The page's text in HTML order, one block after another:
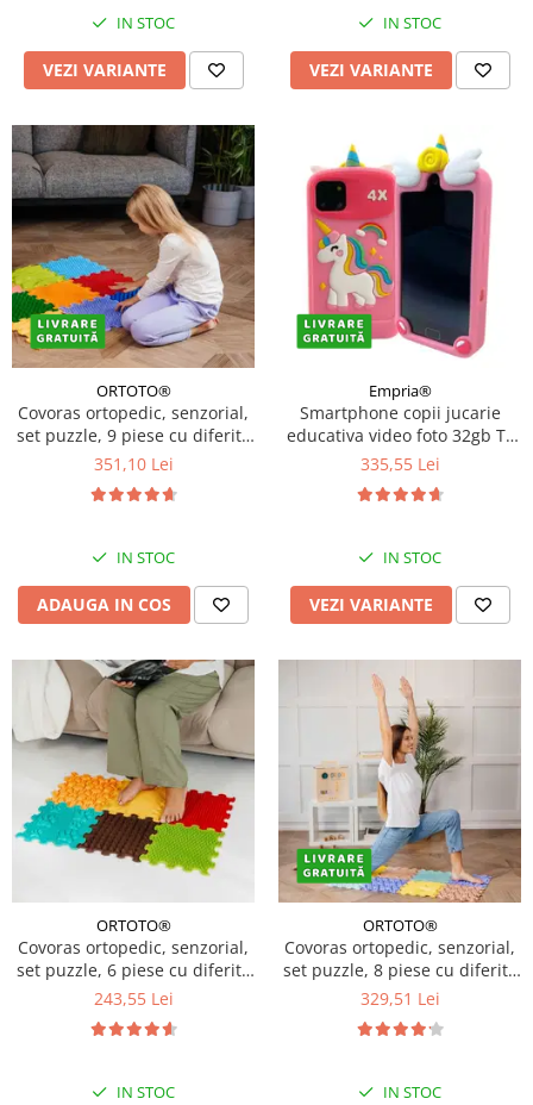
IN STOC
VEZI VARIANTE
IN STOC
VEZI VARIANTE
ORTOTO®
Covoras ortopedic, senzorial,
set puzzle, 9 piese cu diferite
texturi, Stimulative Rainbow
351,10 Lei
IN STOC
ADAUGA IN COS
Empria®
Smartphone copii jucarie
educativa video foto 32gb TF
card rezolutie 480*800
335,55 Lei
IN STOC
VEZI VARIANTE
ORTOTO®
Covoras ortopedic, senzorial,
set puzzle, 6 piese cu diferite
texturi, Sunshine Garden
243,55 Lei
IN STOC
ORTOTO®
Covoras ortopedic, senzorial,
set puzzle, 8 piese cu diferite
texturi, Sensory&Calm Pastel
329,51 Lei
IN STOC